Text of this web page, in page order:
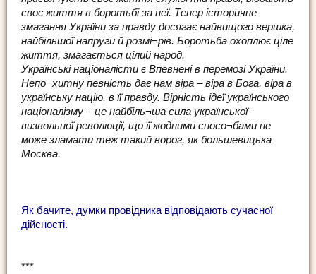
своє життя в боротьбі за неї. Тепер історичне
змагання України за правду досягає найвищого вершка,
найбільшої напруги й розмі¬рів. Боротьба охоплює ціле
життя, змагається цілий народ.
Українські націоналісти є Впевнені в перемозі України.
Непо¬хитну певність дає нам віра – віра в Бога, віра в
українську націю, в її правду. Вірність ідеї українського
націоналізму – це найбіль¬ша сила української
визвольної революції, що її жодними спосо¬бами не
може зламати теж такий ворог, як большевицька
Москва.
Як бачите, думки провідника відповідають сучасної
дійсності.
***